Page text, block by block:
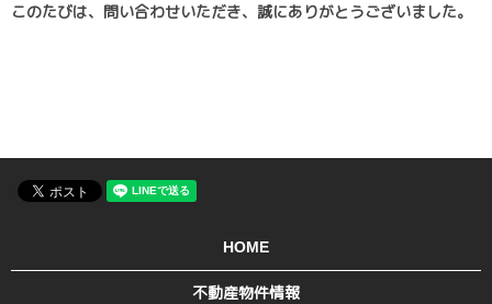
このたびは、問い合わせいただき、誠にありがとうございました。
HOME
不動産物件情報